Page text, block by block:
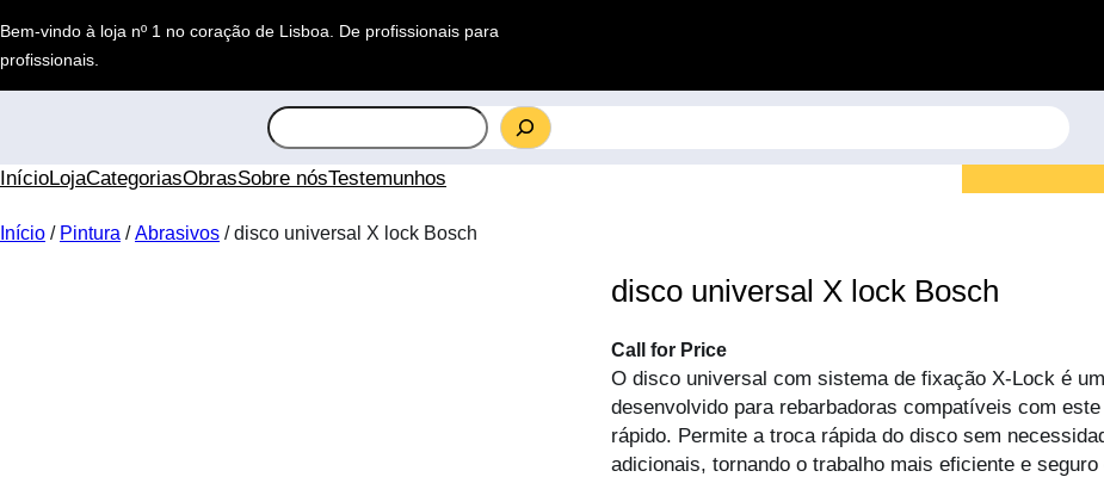
para
o
conteúdo
Bem-vindo à loja nº 1 no coração de Lisboa. De profissionais para
profissionais
S
e
a
c
InícioLojaCategoriasObrasSobre nósTestemunhos
Início / Pintura /Abrasivos / disco universal X lock Bosch
disco universal X lock Bosch
Call for Price
O disco universal com sistema de fixação X-Lock é
desenvolvido para rebarbadoras compatíveis com
rápido. Permite a troca rápida do disco sem
adicionais, tornando o trabalho mais eficiente e